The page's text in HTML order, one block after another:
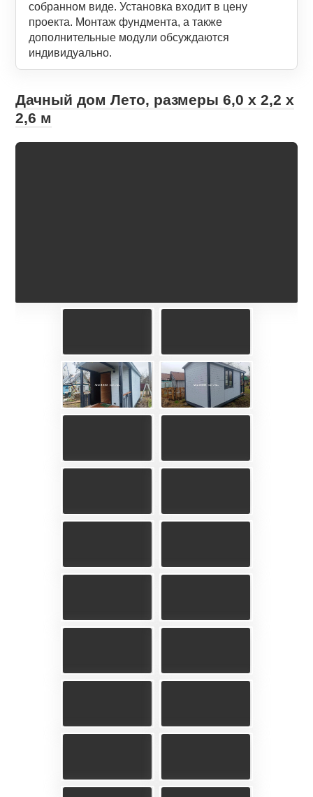
собранном виде. Установка входит в цену
проекта. Монтаж фундмента, а также
дополнительные модули обсуждаются
индивидуально.
Дачный дом Лето, размеры 6,0 х 2,2 х
2,6 м